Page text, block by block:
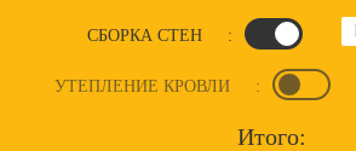
СБОРКА СТЕН :
УТЕПЛЕНИЕ КРОВЛИ :
Итого: